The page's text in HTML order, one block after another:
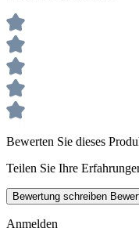
Bewerten Sie dieses
Teilen Sie Ihre
Bewertung schreiben
Anmelden